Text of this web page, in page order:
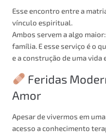
Esse encontro entre a
vínculo espiritual.
Ambos servem a algo
família. E esse serviço é o
e a construção de uma vida
Feridas
Amor
Apesar de vivermos em
acesso a conhecimento